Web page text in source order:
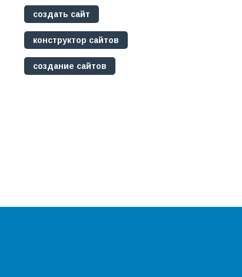
создать сайт
конструктор сайтов
создание сайтов